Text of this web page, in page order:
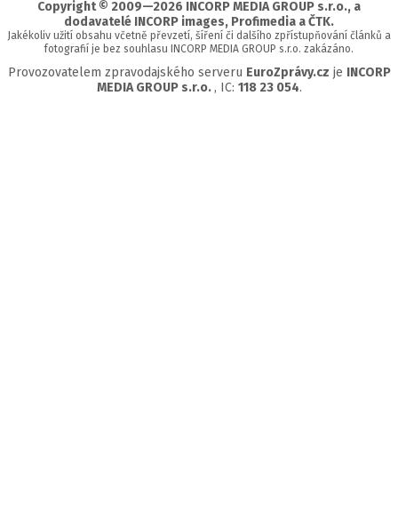
Copyright © 2009—2026 INCORP MEDIA GROUP s.r.o., a
dodavatelé INCORP images, Profimedia a ČTK.
Jakékoliv užití obsahu včetně převzetí, šíření či dalšího zpřístupňování článků a
fotografií je bez souhlasu INCORP MEDIA GROUP s.r.o. zakázáno.
Provozovatelem zpravodajského serveru EuroZprávy.cz je INCORP
MEDIA GROUP s.r.o., IC: 118 23 054.